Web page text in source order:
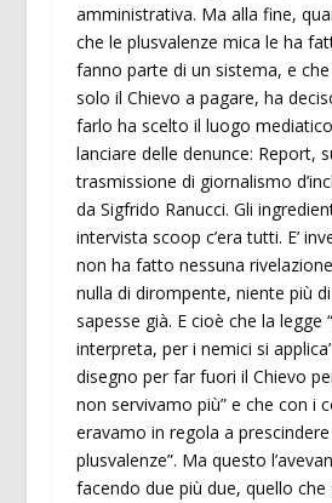
amministrativa. Ma alla fine,
che le plusvalenze mica le ha
fanno parte di un sistema, e
solo il Chievo a pagare, ha
farlo ha scelto il luogo
lanciare delle denunce: Report,
trasmissione di giornalismo
da Sigfrido Ranucci. Gli
intervista scoop c’era tutti. E’
non ha fatto nessuna
nulla di dirompente, niente più
sapesse già. E cioè che la legge
interpreta, per i nemici si
disegno per far fuori il Chievo
non servivamo più” e che con i
eravamo in regola a
plusvalenze”. Ma questo
facendo due più due, quello